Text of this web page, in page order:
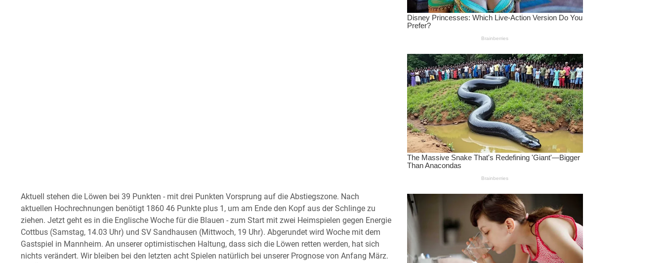
Aktuell stehen die Löwen bei 39 Punkten - mit drei Punkten Vorsprung auf die Abstiegszone. Nach
aktuellen Hochrechnungen benötigt 1860 46 Punkte plus 1, um am Ende den Kopf aus der Schlinge zu
ziehen. Jetzt geht es in die Englische Woche für die Blauen - zum Start mit zwei Heimspielen gegen Energie
Cottbus (Samstag, 14.03 Uhr) und SV Sandhausen (Mittwoch, 19 Uhr). Abgerundet wird Woche mit dem
Gastspiel in Mannheim. An unserer optimistischen Haltung, dass sich die Löwen retten werden, hat sich
nichts verändert. Wir bleiben bei den letzten acht Spielen natürlich bei unserer Prognose von Anfang März.